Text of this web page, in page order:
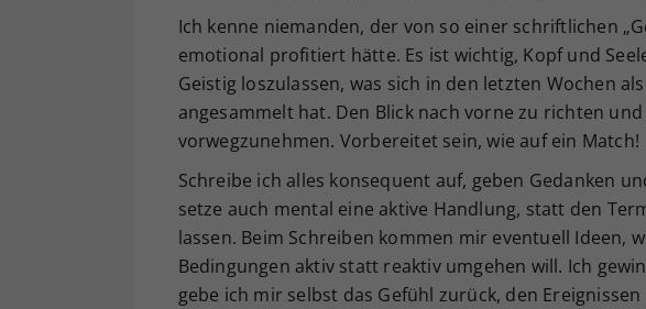
Ich kenne niemanden, der von so einer schriftlichen
emotional profitiert hätte. Es ist wichtig, Kopf und
Geistig loszulassen, was sich in den letzten Wochen
angesammelt hat. Den Blick nach vorne zu richten
vorwegzunehmen. Vorbereitet sein, wie auf ein Match!
Schreibe ich alles konsequent auf, geben Gedanken
setze auch mental eine aktive Handlung, statt den
lassen. Beim Schreiben kommen mir eventuell Ideen,
Bedingungen aktiv statt reaktiv umgehen will. Ich
gebe ich mir selbst das Gefühl zurück, den